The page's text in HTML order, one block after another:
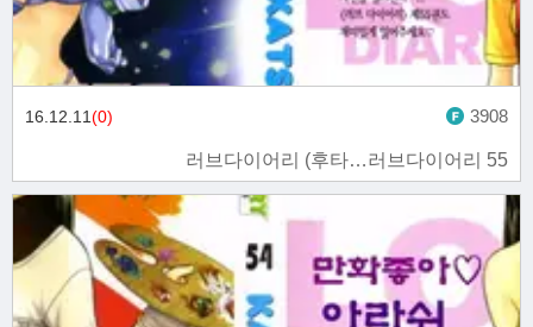
러브다이어리 (후타…러브다이어리 55
16.12.11(0) 3908